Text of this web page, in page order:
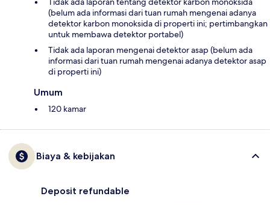
(belum ada informasi dari tuan rumah mengenai adanya
detektor karbon monoksida di properti ini; pertimbangkan
untuk membawa detektor portabel)
Tidak ada laporan mengenai detektor asap (belum ada
informasi dari tuan rumah mengenai adanya detektor asap
di properti ini)
Umum
120 kamar
Biaya & kebijakan
Deposit refundable